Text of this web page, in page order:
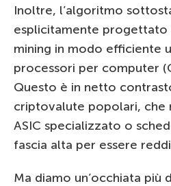
Inoltre, l’algoritmo
esplicitamente progettato
mining in modo efficiente
processori per computer
Questo è in netto
criptovalute popolari, che
ASIC specializzato o
fascia alta per essere
Ma diamo un’occhiata più